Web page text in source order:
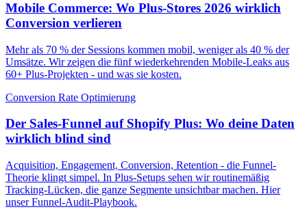
Mobile Commerce: Wo Plus-Stores 2026 wirklich
Conversion verlieren
Mehr als 70 % der Sessions kommen mobil, weniger als 40 % der
Umsätze. Wir zeigen die fünf wiederkehrenden Mobile-Leaks aus
60+ Plus-Projekten - und was sie kosten.
Conversion Rate Optimierung
Der Sales-Funnel auf Shopify Plus: Wo deine Daten
wirklich blind sind
Acquisition, Engagement, Conversion, Retention - die Funnel-
Theorie klingt simpel. In Plus-Setups sehen wir routinemäßig
Tracking-Lücken, die ganze Segmente unsichtbar machen. Hier
unser Funnel-Audit-Playbook.